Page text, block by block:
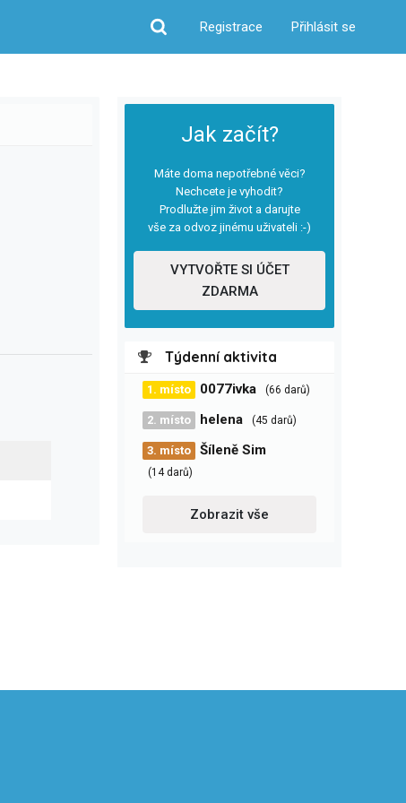
Hledat
Registrace Přihlásit se
Jak začít?
Máte doma nepotřebné věci?
Nechcete je vyhodit?
Prodlužte jim život a darujte
vše za odvoz jinému uživateli :-)
VYTVOŘTE SI ÚČET
ZDARMA
Týdenní aktivita
1. místo 0077ivka (66 darů)
2. místo helena (45 darů)
3. místo Šíleně Sim
(14 darů)
Zobrazit vše